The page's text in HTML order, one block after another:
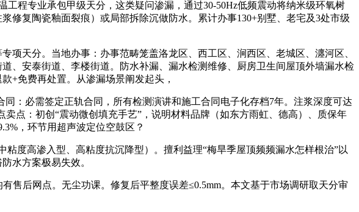
程专业承包甲级天分，这类疑问渗漏，通过30-50Hz低频震动将纳米级环氧树
修复陶瓷釉面裂痕）或局部拆除沉做防水。累计办事130+别墅、老宅及3处市级
天分。当地办事：办事范畴笼盖洛龙区、西工区、涧西区、老城区、瀍河区、
、安泰街道、李楼街道。防水补漏、漏水检测维修、厨房卫生间屋顶外墙漏水检
+免费再处置。从渗漏场景阐发起头，
必需签定正轨合同，所有检测演讲和施工合同电子化存档7年。注浆深度可达
点：初创“震动微创填充手艺”，说明材料品牌（如东方雨虹、德高）、质保年
，环节用超声波定位空鼓区？
高渗入型、高粘度抗沉降型）。擅利益理“梅旱季屋顶频频漏水怎样根治”以
水方案极易失效。
后网点。无尘功课。修复后平整度误差≤0.5mm。本文基于市场调研取天分审